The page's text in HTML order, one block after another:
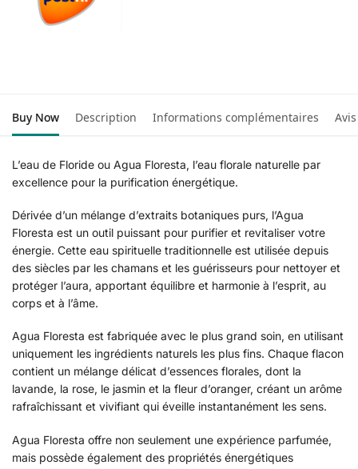
Buy Now Description Informations complémentaires Avis
L’eau de Floride ou Agua Floresta, l’eau florale naturelle par
excellence pour la purification énergétique.
Dérivée d’un mélange d’extraits botaniques purs, l’Agua
Floresta est un outil puissant pour purifier et revitaliser votre
énergie. Cette eau spirituelle traditionnelle est utilisée depuis
des siècles par les chamans et les guérisseurs pour nettoyer et
protéger l’aura, apportant équilibre et harmonie à l’esprit, au
corps et à l’âme.
Agua Floresta est fabriquée avec le plus grand soin, en utilisant
uniquement les ingrédients naturels les plus fins. Chaque flacon
contient un mélange délicat d’essences florales, dont la
lavande, la rose, le jasmin et la fleur d’oranger, créant un arôme
rafraîchissant et vivifiant qui éveille instantanément les sens.
Agua Floresta offre non seulement une expérience parfumée,
mais possède également des propriétés énergétiques